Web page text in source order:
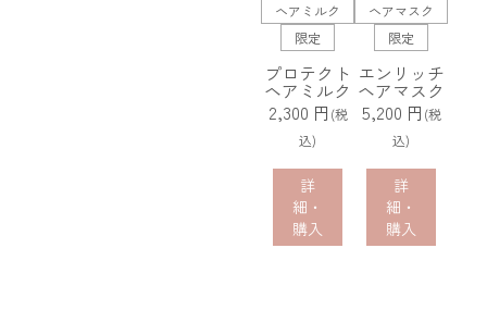
ヘアミルク
限定
プロテクト
ヘアミルク
2,300 円 (税
込)
詳
細・
購入
ヘアマスク
限定
エンリッチ
ヘアマスク
5,200 円 (税
込)
詳
細・
購入